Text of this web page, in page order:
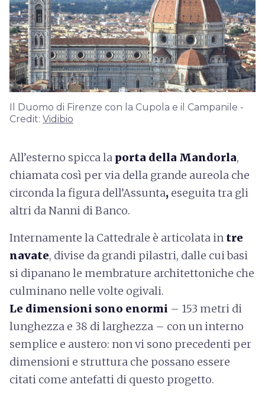
Il Duomo di Firenze con la Cupola e il Campanile -
Credit: Vidibio
All’esterno spicca la porta della Mandorla,
chiamata così per via della grande aureola che
circonda la figura dell’Assunta, eseguita tra gli
altri da Nanni di Banco.
Internamente la Cattedrale è articolata in tre
navate, divise da grandi pilastri, dalle cui basi
si dipanano le membrature architettoniche che
culminano nelle volte ogivali.
Le dimensioni sono enormi – 153 metri di
lunghezza e 38 di larghezza – con un interno
semplice e austero: non vi sono precedenti per
dimensioni e struttura che possano essere
citati come antefatti di questo progetto.